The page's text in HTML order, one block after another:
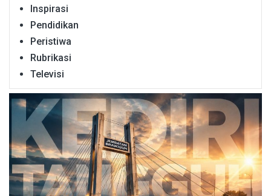
Inspirasi
Pendidikan
Peristiwa
Rubrikasi
Televisi